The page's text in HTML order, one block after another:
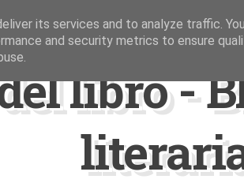
libro -
its services and to analyze traffic.
and security metrics to ensure